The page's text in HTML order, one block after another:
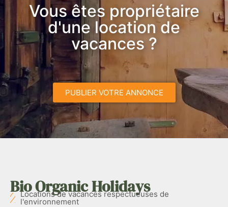
Vous êtes propriétaire
d'une location de
vacances ?
PUBLIER VOTRE ANNONCE
Bio Organic Holidays
Locations de vacances respectueuses de
l'environnement